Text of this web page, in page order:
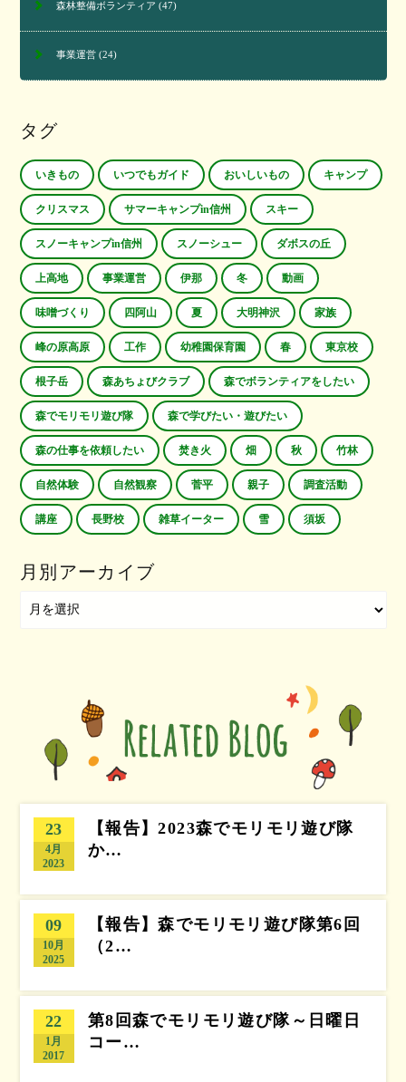
森林整備ボランティア (47)
事業運営(24)
タグ
いきもの いつでもガイド おいしいもの キャンプ
クリスマス サマーキャンプin信州 スキー
スノーキャンプin信州 スノーシュー ダボスの丘
上高地 事業運営 伊那 冬 動画
味噌づくり 四阿山 夏 大明神沢 家族
峰の原高原 工作 幼稚園保育園 春 東京校
根子岳 森あちょびクラブ 森でボランティアをしたい
森でモリモリ遊び隊 森で学びたい・遊びたい
森の仕事を依頼したい 焚き火 畑 秋 竹林
自然体験 自然観察 菅平 親子 調査活動
講座 長野校 雑草イーター 雪 須坂
月別アーカイブ
23
4月
2023
【報告】2023森でモリモリ遊び隊
か…
09
10月
2025
【報告】森でモリモリ遊び隊第6回
（2…
22
1月
2017
第8回森でモリモリ遊び隊～日曜日
コー…